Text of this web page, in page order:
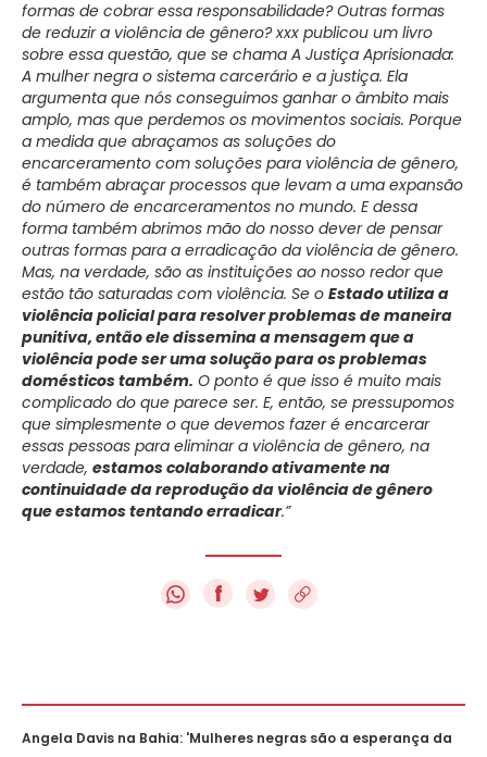
formas de cobrar essa responsabilidade? Outras formas
de reduzir a violência de gênero? xxx publicou um livro
sobre essa questão, que se chama A Justiça Aprisionada:
A mulher negra o sistema carcerário e a justiça. Ela
argumenta que nós conseguimos ganhar o âmbito mais
amplo, mas que perdemos os movimentos sociais. Porque
a medida que abraçamos as soluções do
encarceramento com soluções para violência de gênero,
é também abraçar processos que levam a uma expansão
do número de encarceramentos no mundo. E dessa
forma também abrimos mão do nosso dever de pensar
outras formas para a erradicação da violência de gênero.
Mas, na verdade, são as instituições ao nosso redor que
estão tão saturadas com violência. Se o Estado utiliza a
violência policial para resolver problemas de maneira
punitiva, então ele dissemina a mensagem que a
violência pode ser uma solução para os problemas
domésticos também. O ponto é que isso é muito mais
complicado do que parece ser. E, então, se pressupomos
que simplesmente o que devemos fazer é encarcerar
essas pessoas para eliminar a violência de gênero, na
verdade, estamos colaborando ativamente na
continuidade da reprodução da violência de gênero
que estamos tentando erradicar.”
f
Angela Davis na Bahia: 'Mulheres negras são a esperança da